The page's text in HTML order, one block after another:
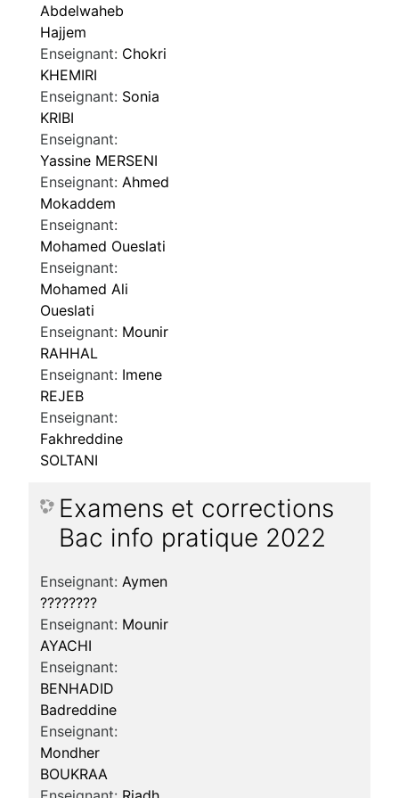
Abdelwaheb
Hajjem
Enseignant: Chokri
KHEMIRI
Enseignant: Sonia
KRIBI
Enseignant:
Yassine MERSENI
Enseignant: Ahmed
Mokaddem
Enseignant:
Mohamed Oueslati
Enseignant:
Mohamed Ali
Oueslati
Enseignant: Mounir
RAHHAL
Enseignant: Imene
REJEB
Enseignant:
Fakhreddine
SOLTANI
Examens et corrections
Bac info pratique 2022
Enseignant: Aymen
????????
Enseignant: Mounir
AYACHI
Enseignant:
BENHADID
Badreddine
Enseignant:
Mondher
BOUKRAA